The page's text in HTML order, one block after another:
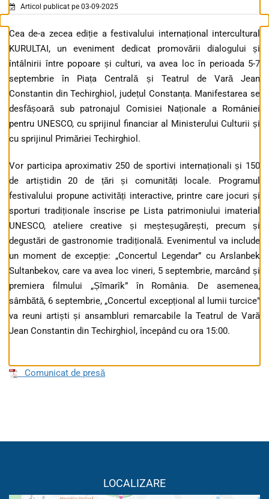
Articol publicat pe 03-09-2025
Cea de-a zecea ediție a festivalului internațional intercultural
KURULTAI, un eveniment dedicat promovării dialogului și
întâlnirii între popoare și culturi, va avea loc în perioada 5-7
septembrie în Piața Centrală și Teatrul de Vară Jean
Constantin din Techirghiol, județul Constanța. Manifestarea se
desfășoară sub patronajul Comisiei Naționale a României
pentru UNESCO, cu sprijinul financiar al Ministerului Culturii și
cu sprijinul Primăriei Techirghiol.
Vor participa aproximativ 250 de sportivi internaționali și 150
de artiștidin 20 de țări și comunități locale. Programul
festivalului propune activități interactive, printre care jocuri și
sporturi tradiționale înscrise pe Lista patrimoniului imaterial
UNESCO, ateliere creative și meșteșugărești, precum și
degustări de gastronomie tradițională. Evenimentul va include
un moment de excepție: „Concertul Legendar” cu Arslanbek
Sultanbekov, care va avea loc vineri, 5 septembrie, marcând și
premiera filmului „Șȋmarîk” în România. De asemenea,
sâmbătă, 6 septembrie, „Concertul excepțional al lumii turcice”
va reuni artiști și ansambluri remarcabile la Teatrul de Vară
Jean Constantin din Techirghiol, începând cu ora 15:00.
Comunicat de presă
LOCALIZARE